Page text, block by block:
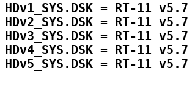
HDv1_SYS.DSK = RT-11
HDv2_SYS.DSK = RT-11
HDv3_SYS.DSK = RT-11
HDv4_SYS.DSK = RT-11
HDv5_SYS.DSK = RT-11